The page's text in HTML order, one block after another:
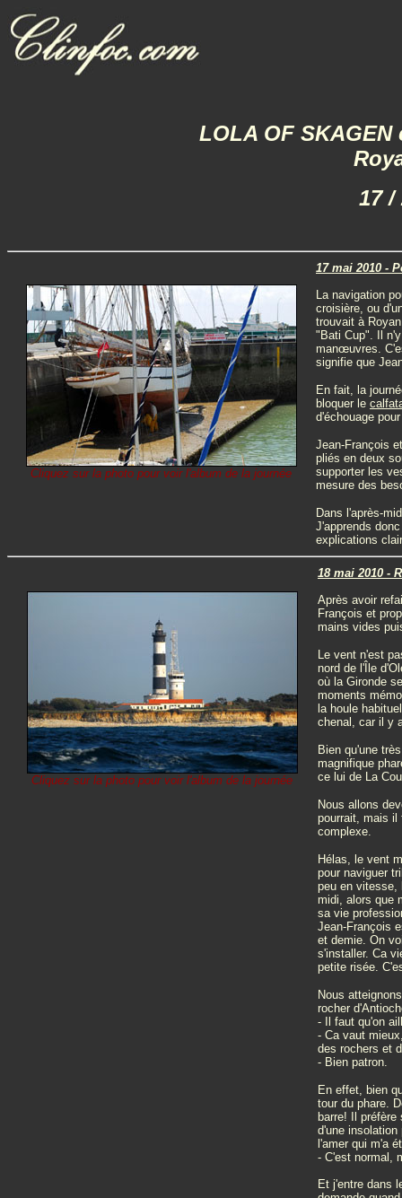
LOLA OF
17 /
Cliquez sur la photo pour voir l'album de la journée
17 mai 2010 -
La navigation
croisière, ou
trouvait à
"Bati Cup". Il
manœuvres.
signifie que
En fait, la
bloquer le
d'échouage
Jean-François
pliés en deux
supporter les
mesure des
Dans l'après-
J'apprends
explications
Cliquez sur la photo pour voir l'album de la journée
18 mai 2010 -
Après avoir
François et
mains vides
Le vent n'est
nord de l'Île
où la Gironde
moments
la houle
chenal, car il y
Bien qu'une
magnifique
ce lui de La
Nous allons
pourrait, mais il
complexe.
Hélas, le vent
pour naviguer
peu en vitesse,
midi, alors que
sa vie
Jean-François
et demie. On
s'installer. Ca
petite risée.
Nous
rocher
- Il faut qu'on
- Ca vaut
des rochers et
- Bien patron.
En effet, bien
tour du phare.
barre! Il
d'une
l'amer qui m'a
- C'est normal,
Et j'entre dans